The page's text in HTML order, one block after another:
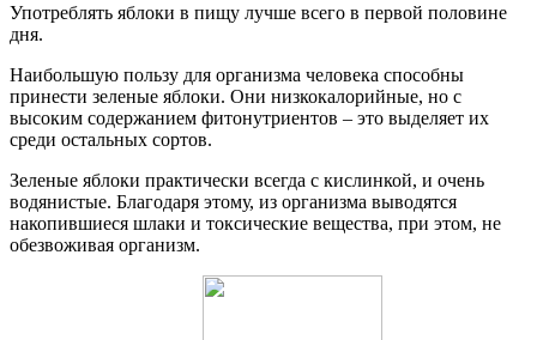
Употреблять яблоки в пищу лучше всего в первой половине
дня.
Наибольшую пользу для организма человека способны
принести зеленые яблоки. Они низкокалорийные, но с
высоким содержанием фитонутриентов – это выделяет их
среди остальных сортов.
Зеленые яблоки практически всегда с кислинкой, и очень
водянистые. Благодаря этому, из организма выводятся
накопившиеся шлаки и токсические вещества, при этом, не
обезвоживая организм.